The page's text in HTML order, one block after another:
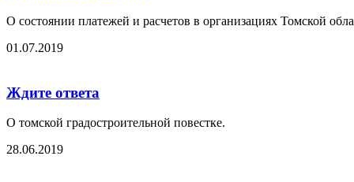
О состоянии платежей и расчетов в организациях Томской
01.07.2019
Ждите ответа
О томской градостроительной повестке.
28.06.2019